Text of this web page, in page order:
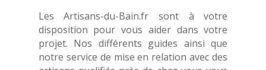
Les Artisans-du-Bain.fr sont à votre
disposition pour vous aider dans votre
projet. Nos différents guides ainsi que
notre service de mise en relation avec des